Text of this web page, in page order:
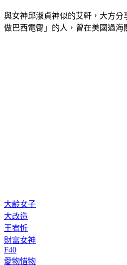
與女神邱淑貞神似的艾軒，大方
做巴西電臀」的人，曾在美國過
大齡女子
大改造
王宥忻
財富女神
F40
愛物惜物